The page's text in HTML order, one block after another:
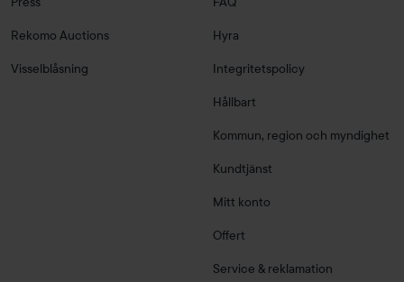
Rekomo Auctions
Visselblåsning
Hyra
Integritetspolicy
Hållbart
Kommun, region och myndighet
Kundtjänst
Mitt konto
Offert
Service & reklamation